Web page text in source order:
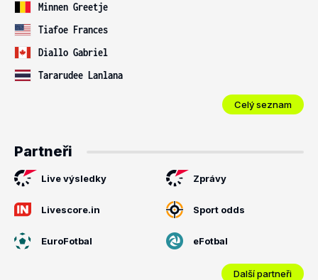
Minnen Greetje
Tiafoe Frances
Diallo Gabriel
Tararudee Lanlana
Celý seznam
Partneři
Live výsledky Zprávy
Livescore.in Sport odds
EuroFotbal eFotbal
Další partneři